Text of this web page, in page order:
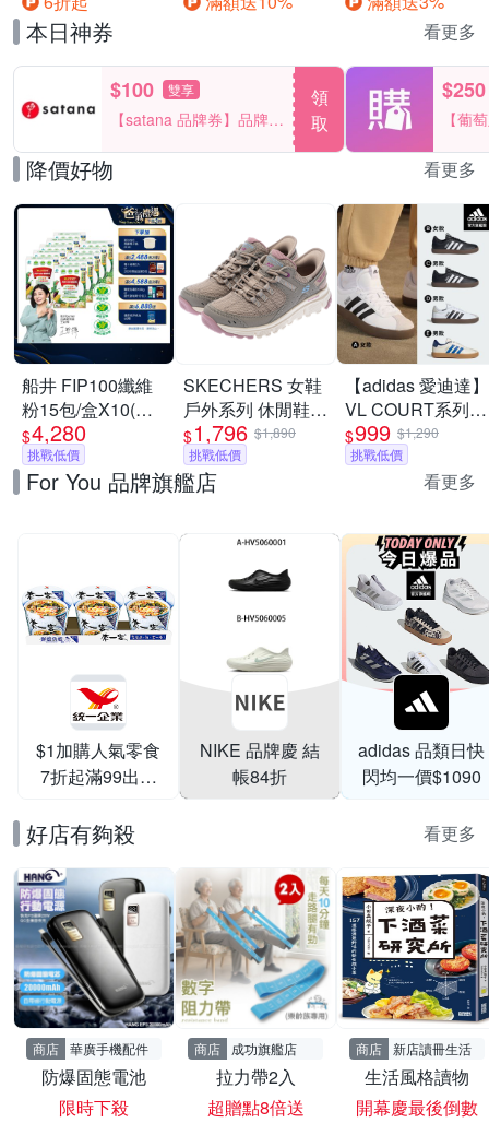
本日神券 看更多
$100 雙享
【satana 品牌券】品牌週
一件折$100
領
取
$250
【葡
品滿
降價好物 看更多
船井 FIP100纖維
粉15包/盒X10(共
150日份)-調節血
脂/血糖/膽固醇_速
$4,280
挑戰低價
SKECHERS 女鞋
戶外系列 休閒鞋
瞬穿舒適科技
SUMMITS AT -
180270TPMT
$1,796 $1,890
挑戰低價
【adidas 愛迪達】
VL COURT系列
運動休閒鞋 男鞋/
女鞋 (多款任選)
$999 $1,290
挑戰低價
For You 品牌旗艦店 看更多
$1加購人氣零食
7折起滿99出貨
NIKE 品牌慶 結
帳84折
adidas 品類日快
閃均一價$1090
好店有夠殺 看更多
商店 華廣手機配件
防爆固態電池
限時下殺
商店 成功旗艦店
拉力帶2入
超贈點8倍送
商店 新店讀冊生活
生活風格讀物
開幕慶最後倒數